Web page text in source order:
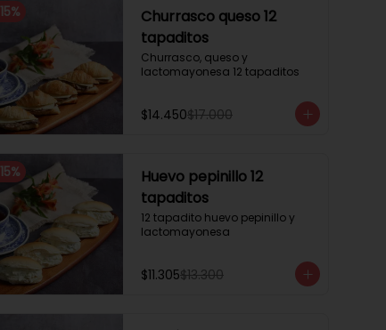
3 mini brioche tinta calamar.
Salmon ahumado, queso
crema, hojas de rúcula
15%
Churrasco queso 12
tapaditos
Churrasco, queso y
lactomayonesa 12 tapaditos
$14.450$17.000
15%
Huevo pepinillo 12
tapaditos
12 tapadito huevo pepinillo y
lactomayonesa
$11.305$13.300